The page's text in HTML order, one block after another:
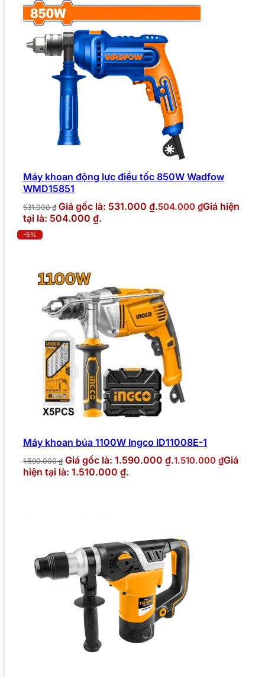
Máy khoan động lực điều tốc 850W Wadfow
WMD15851
531.000₫ Giá gốc là: 531.000 ₫.504.000 ₫Giá hiện
tại là: 504.000 ₫.
-5%
Máy khoan búa 1100W Ingco ID11008E-1
1.590.000₫ Giá gốc là: 1.590.000 ₫.1.510.000 ₫Giá
hiện tại là: 1.510.000 ₫.